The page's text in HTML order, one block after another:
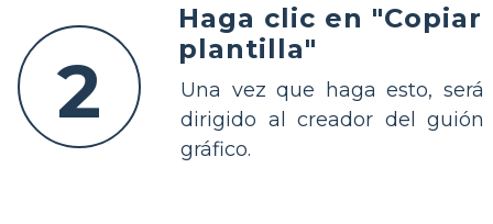
2
Haga clic en "Copiar
plantilla"
Una vez que haga esto, será
dirigido al creador del guión
gráfico.